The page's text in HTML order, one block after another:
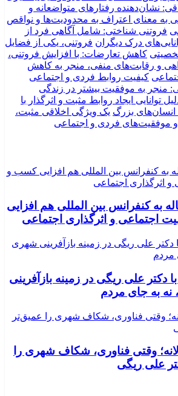
نشان‌دهنده رفتارهای متواضعانه و
به معنای اعتراف به محدودیت‌ها و نواقص
فروتنی شناختی: شامل آگاهی فرد از
درک دیگران فروتنی، یکی از فضایل
کاهش تعارضات: با افزایش فروتنی،
و رقابت‌های منفی، منجر به کاهش
کیفیت روابط فردی و اجتماعی
منجر به موفقیت بیشتر در زندگی
ایجاد روابط مثبت و اثرگذار با
بزرگ یک ویژگی اخلاقی مثبت،
موفقیت‌های فردی و اجتماعی
به کنفرانس بین المللی هم افزایی
اجتماعی و اثرگذاری اجتماعی
علی ریگی در زمینه بازآفرینی
نه به جای مردم
وقتی فناوری، شکاف شهری را
علی ریگی